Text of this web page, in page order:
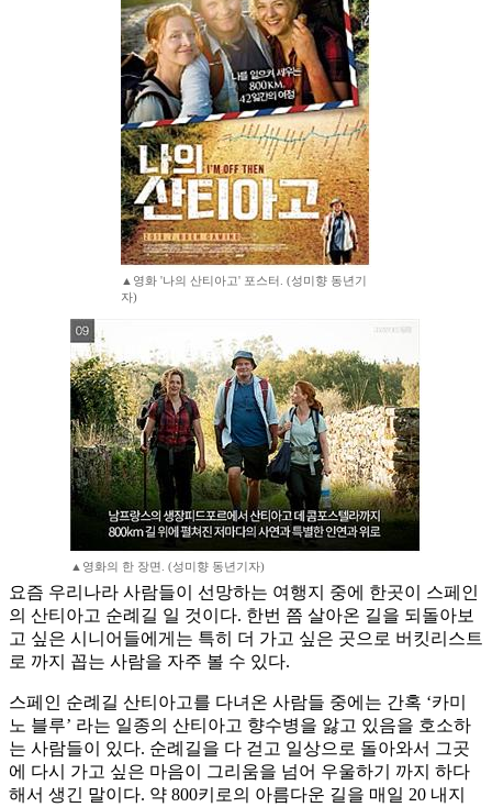
▲영화 '나의 산티아고' 포스터. (성미향 동년기
자)
▲영화의 한 장면. (성미향 동년기자)
요즘 우리나라 사람들이 선망하는 여행지 중에 한곳이 스페인
의 산티아고 순례길 일 것이다. 한번 쯤 살아온 길을 되돌아보
고 싶은 시니어들에게는 특히 더 가고 싶은 곳으로 버킷리스트
로 까지 꼽는 사람을 자주 볼 수 있다.
스페인 순례길 산티아고를 다녀온 사람들 중에는 간혹 ‘카미
노 블루’ 라는 일종의 산티아고 향수병을 앓고 있음을 호소하
는 사람들이 있다. 순례길을 다 걷고 일상으로 돌아와서 그곳
에 다시 가고 싶은 마음이 그리움을 넘어 우울하기 까지 하다
해서 생긴 말이다. 약 800키로의 아름다운 길을 매일 20 내지